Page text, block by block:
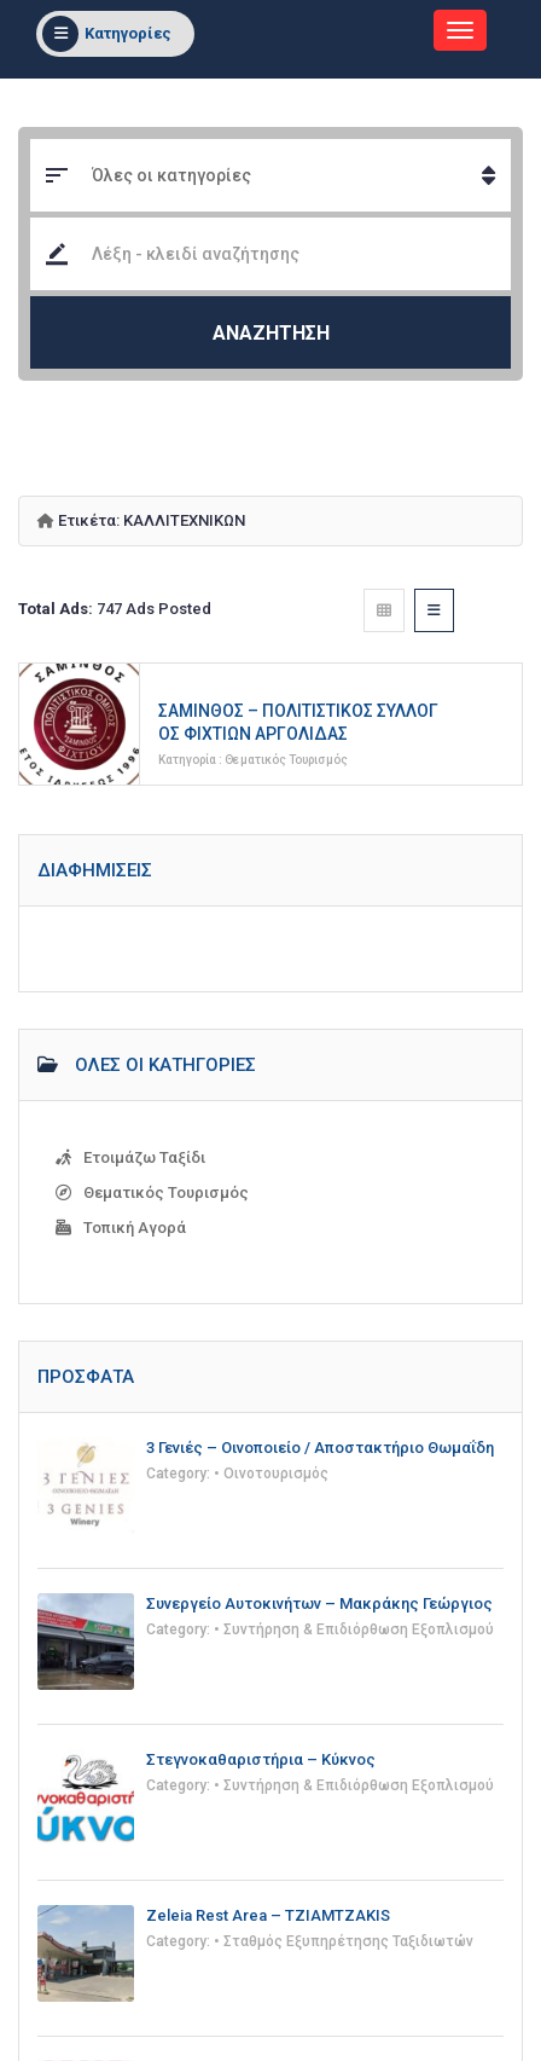
Κατηγορίες
ΑΝΑΖΗΤΗΣΗ
Ετικέτα: ΚΑΛΛΙΤΕΧΝΙΚΩΝ
Total Ads: 747 Ads Posted
ΣΆΜΙΝΘΟΣ – ΠΟΛΙΤΙΣΤΙΚΌΣ ΣΎΛΛΟΓ
ΟΣ ΦΙΧΤΊΩΝ ΑΡΓΟΛΊΔΑΣ
Κατηγορία : Θεματικός Τουρισμός
ΔΙΑΦΗΜΊΣΕΙΣ
ΌΛΕΣ ΟΙ ΚΑΤΗΓΟΡΊΕΣ
Ετοιμάζω Ταξίδι
Θεματικός Τουρισμός
Τοπική Αγορά
ΠΡΌΣΦΑΤΑ
3 Γενιές – Οινοποιείο / Αποστακτήριο Θωμαΐδη
Category: • Οινοτουρισμός
Συνεργείο Αυτοκινήτων – Μακράκης Γεώργιος
Category: • Συντήρηση & Επιδιόρθωση Εξοπλισμού
Στεγνοκαθαριστήρια – Κύκνος
Category: • Συντήρηση & Επιδιόρθωση Εξοπλισμού
Zeleia Rest Area – TZIAMTZAKIS
Category: • Σταθμός Εξυπηρέτησης Ταξιδιωτών